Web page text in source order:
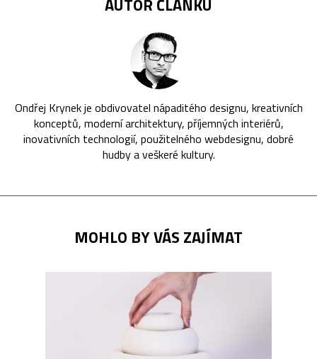
AUTOR ČLÁNKU
Ondřej Krynek je obdivovatel nápaditého designu, kreativních
konceptů, moderní architektury, příjemných interiérů,
inovativních technologií, použitelného webdesignu, dobré
hudby a veškeré kultury.
MOHLO BY VÁS ZAJÍMAT